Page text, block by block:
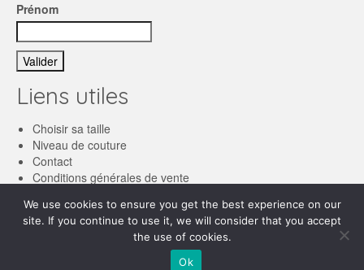
Prénom
Liens utiles
Choisir sa taille
Niveau de couture
Contact
Conditions générales de vente
We use cookies to ensure you get the best experience on our
site. If you continue to use it, we will consider that you accept
the use of cookies.
Ok